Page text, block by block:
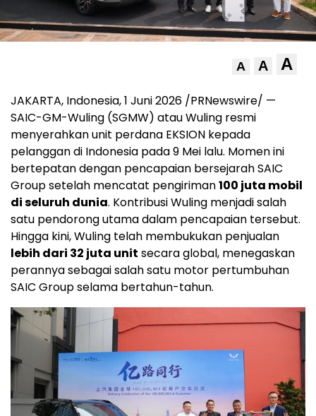
A A A
JAKARTA, Indonesia, 1 Juni 2026 /PRNewswire/ —
SAIC-GM-Wuling (SGMW) atau Wuling resmi
menyerahkan unit perdana EKSION kepada
pelanggan di Indonesia pada 9 Mei lalu. Momen ini
bertepatan dengan pencapaian bersejarah SAIC
Group setelah mencatat pengiriman100 juta mobil
di seluruh dunia. Kontribusi Wuling menjadi salah
satu pendorong utama dalam pencapaian tersebut.
Hingga kini, Wuling telah membukukan penjualan
lebih dari 32 juta unit secara global, menegaskan
perannya sebagai salah satu motor pertumbuhan
SAIC Group selama bertahun-tahun.